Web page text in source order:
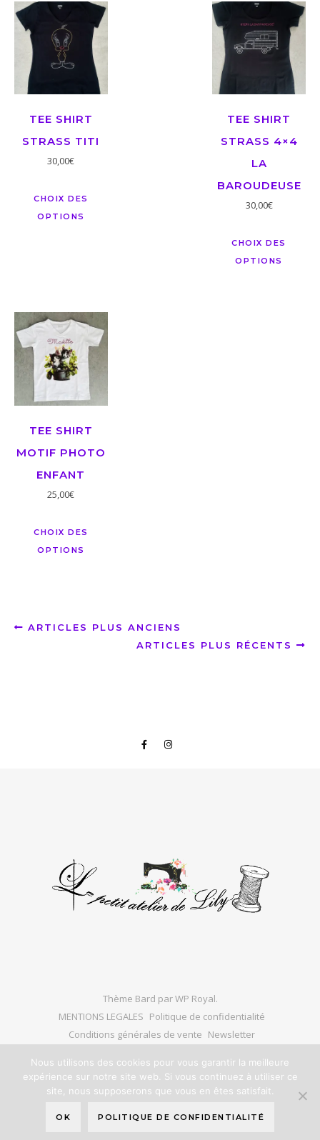
TEE SHIRT
STRASS TITI
30,00€
CHOIX DES
OPTIONS
TEE SHIRT
STRASS 4×4
LA
BAROUDEUSE
30,00€
CHOIX DES
OPTIONS
TEE SHIRT
MOTIF PHOTO
ENFANT
25,00€
CHOIX DES
OPTIONS
ARTICLES PLUS ANCIENS
ARTICLES PLUS RÉCENTS
Thème Bard parWP Royal.
MENTIONS LEGALES Politique de confidentialité
Conditions générales de vente Newsletter
Nous utilisons des cookies pour vous garantir la meilleure
expérience sur notre site web. Si vous continuez à utiliser ce
site, nous supposerons que vous en êtes satisfait.
OK POLITIQUE DE CONFIDENTIALITÉ